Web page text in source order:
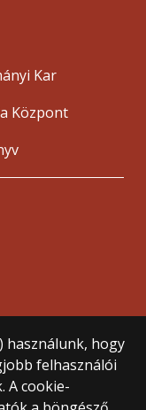
használunk, hogy
felhasználói
A cookie-
Kar
Központ